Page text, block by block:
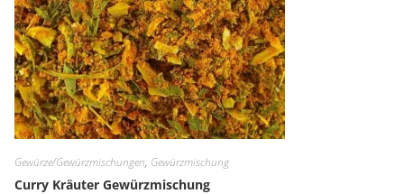
Gewürze/Gewürzmischungen, Gewürzmischung
Curry Kräuter Gewürzmischung